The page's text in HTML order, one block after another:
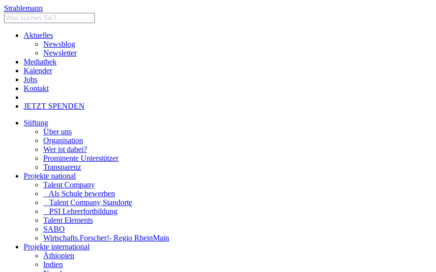
Strahlemann
Aktuelles
Newsblog
Newsletter
Mediathek
Kalender
Jobs
Kontakt
JETZT SPENDEN
Stiftung
Über uns
Organisation
Wer ist dabei?
Prominente Unterstützer
Transparenz
Projekte national
Talent Company
Als Schule bewerben
Talent Company Standorte
PSI Lehrerfortbildung
Talent Elements
SABO
Wirtschafts.Forscher!- Regio RheinMain
Projekte international
Äthiopien
Indien